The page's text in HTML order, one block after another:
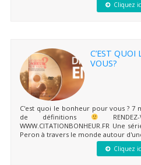
Cliquez
C’EST
VOUS?
C'est quoi le bonheur pour vous ? 7
de définitions
WWW.CITATIONBONHEUR.FR Une
Peron à travers le monde autour
Cliquez